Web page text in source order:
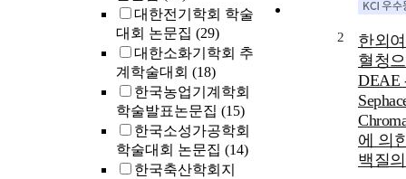
대한전기학회 학술
대회 논문집 (29)
대한소화기학회 추
계학술대회 (18)
한국농업기계학회
학술발표논문집 (15)
한국소성가공학회
학술대회 논문집 (14)
한국축산학회지
2
한외
혈청
DEAE
에 의
백질